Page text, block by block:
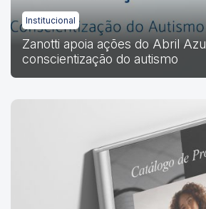
Institucional
Zanotti apoia ações do Abril
conscientização do autismo